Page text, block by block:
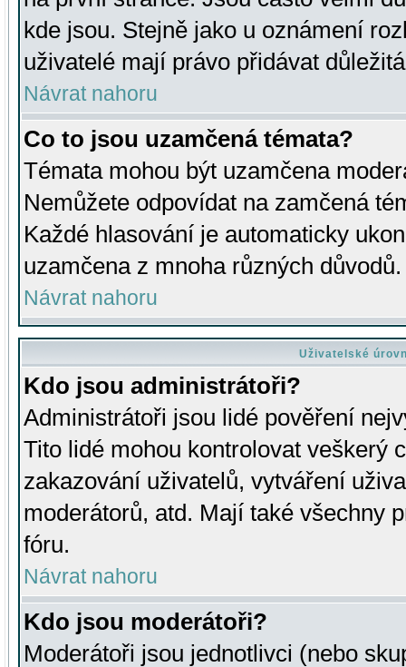
kde jsou. Stejně jako u oznámení
uživatelé mají právo přidávat
Návrat nahoru
Co to jsou uzamčená témata?
Témata mohou být uzamčena
Nemůžete odpovídat na zamčená
Každé hlasování je automaticky
uzamčena z mnoha různých důvodů.
Návrat nahoru
Uživatelské
Kdo jsou administrátoři?
Administrátoři jsou lidé pověření
Tito lidé mohou kontrolovat veškerý
zakazování uživatelů, vytváření
moderátorů, atd. Mají také všechny
fóru.
Návrat nahoru
Kdo jsou moderátoři?
Moderátoři jsou jednotlivci (nebo